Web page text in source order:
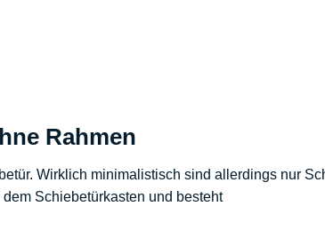
Rahmen
Wirklich minimalistisch sind allerdings nur
dem Schiebetürkasten und besteht